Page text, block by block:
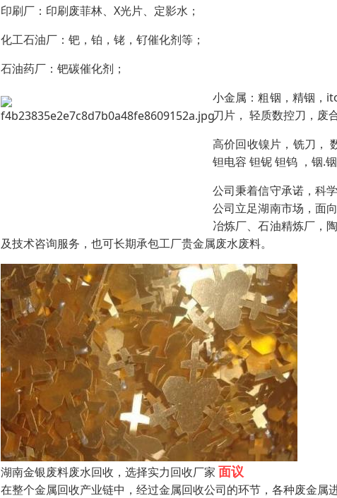
印刷厂：印刷废菲林、X光片、定影水；
化工石油厂：钯，铂，铑，钌催化剂等；
石油药厂：钯碳催化剂；
小金属：粗铟，精铟，
刀片， 轻质数控刀，废
高价回收镍片，铣刀，
钽电容 钽铌 钽钨 ，铟.
公司秉着信守承诺，科
公司立足湖南市场，面
冶炼厂、石油精炼厂，
及技术咨询服务，也可长期承包工厂贵金属废水废料。
湖南金银废料废水回收，选择实力回收厂家 面议
在整个金属回收产业链中，经过金属回收公司的环节，各种废金